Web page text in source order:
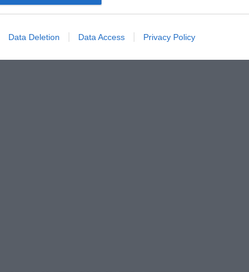
Data Deletion Data Access Privacy Policy